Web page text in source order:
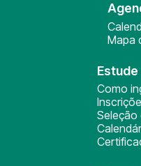
Mapa
Como
Seleção